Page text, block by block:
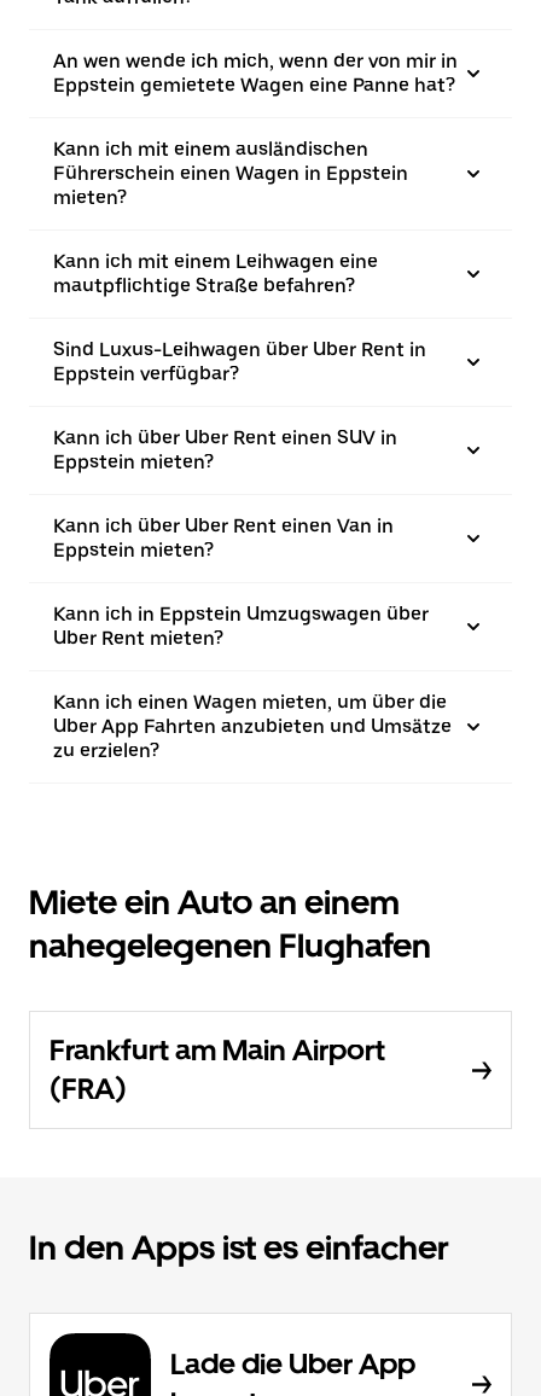
An wen wende ich mich, wenn der von mir in
Eppstein gemietete Wagen eine Panne hat?
Kann ich mit einem ausländischen
Führerschein einen Wagen in Eppstein
mieten?
Kann ich mit einem Leihwagen eine
mautpflichtige Straße befahren?
Sind Luxus-Leihwagen über Uber Rent in
Eppstein verfügbar?
Kann ich über Uber Rent einen SUV in
Eppstein mieten?
Kann ich über Uber Rent einen Van in
Eppstein mieten?
Kann ich in Eppstein Umzugswagen über
Uber Rent mieten?
Kann ich einen Wagen mieten, um über die
Uber App Fahrten anzubieten und Umsätze
zu erzielen?
Miete ein Auto an einem
nahegelegenen Flughafen
Frankfurt am Main Airport
(FRA)
In den Apps ist es einfacher
Lade die Uber App